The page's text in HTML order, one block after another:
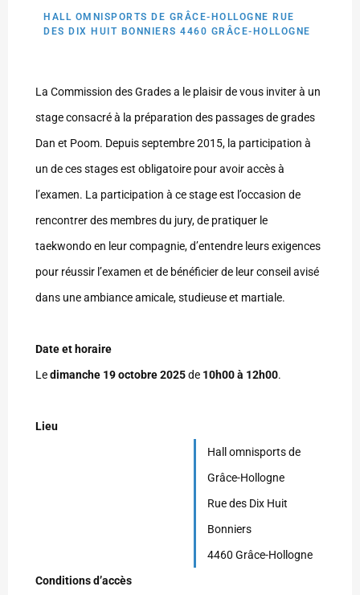
HALL OMNISPORTS DE GRÂCE-HOLLOGNE RUE
DES DIX HUIT BONNIERS 4460 GRÂCE-HOLLOGNE
La Commission des Grades a le plaisir de vous inviter à un
stage consacré à la préparation des passages de grades
Dan et Poom. Depuis septembre 2015, la participation à
un de ces stages est obligatoire pour avoir accès à
l’examen. La participation à ce stage est l’occasion de
rencontrer des membres du jury, de pratiquer le
taekwondo en leur compagnie, d’entendre leurs exigences
pour réussir l’examen et de bénéficier de leur conseil avisé
dans une ambiance amicale, studieuse et martiale.
Date et horaire
Ledimanche 19 octobre2025de 10h00 à 12h00.
Lieu
Hall omnisports de
Grâce-Hollogne
Rue des Dix Huit
Bonniers
4460 Grâce-Hollogne
Conditions d’accès